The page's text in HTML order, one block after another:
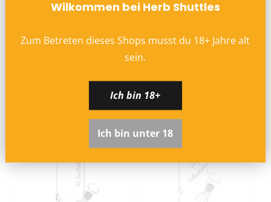
Ø: 50mm, Schl.: 18,8mm
€24,90
Wilkommen bei Herb Shuttles
Zum Betreten dieses Shops musst du 18+ Jahre alt
sein.
Ich bin 18+
Ich bin unter 18